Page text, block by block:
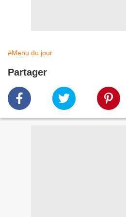
#Menu du jour
Partager